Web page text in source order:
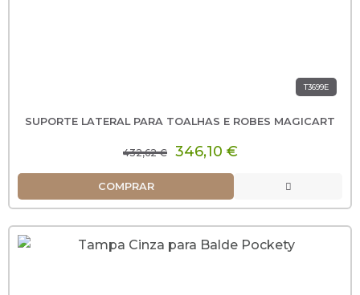
T3699E
SUPORTE LATERAL PARA TOALHAS E ROBES MAGICART
432,62 € 346,10 €
COMPRAR